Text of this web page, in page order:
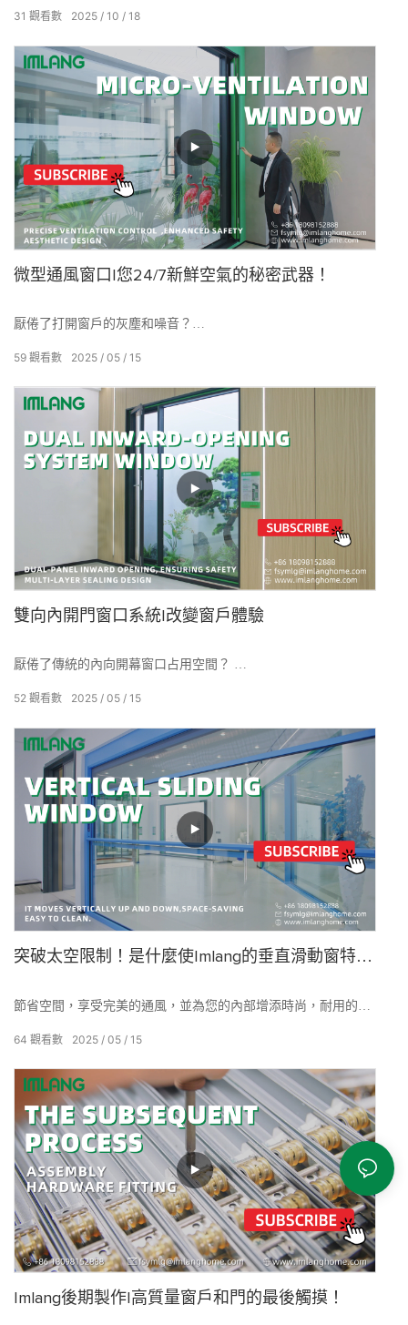
#UltraNarrowSideDoors #SystemDoors&Windows
#SourceDoors&WindowManufacturer#IMLANG
2025 10 18
31 觀看數
微型通風窗口|您24/7新鮮空氣的秘密武器！
厭倦了打開窗戶的灰塵和噪音？
借助精確的微型通風技術，它可以在不打開窗戶的情況下實現空
氣循環，從而提供能源效率和絕緣效應。
請與Imlang聯繫以獲取免費通風設計計劃，並提供各種自定義選
項，以滿足您的個人需求！
2025 05 15
59 觀看數
雙向內開門窗口系統|改變窗戶體驗
厭倦了傳統的內向開幕窗口占用空間？
重新定義了向內開門的窗戶的標準！
創新的雙開關設計允許完全通風和內向傾斜，完美地解決了空間
的關注。
從手動操作到智能電氣控制，請諮詢Imlang以獲取更多自定義選
2025 05 15
52 觀看數
突破太空限制！是什麼使Imlang的垂直滑動窗特
節省空間，享受完美的通風，並為您的內部增添時尚，耐用的感
立即聯繫Imlang！
2025 05 15
64 觀看數
Imlang後期製作|高質量窗戶和門的最後觸摸！